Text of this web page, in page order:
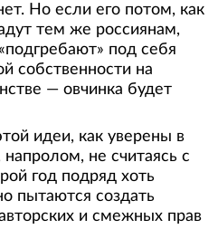
Но если его потом, как
тем же россиянам,
под себя
собственности на
— овчинка будет
идеи, как уверены в
не считаясь с
год подряд хоть
пытаются создать
и смежных прав